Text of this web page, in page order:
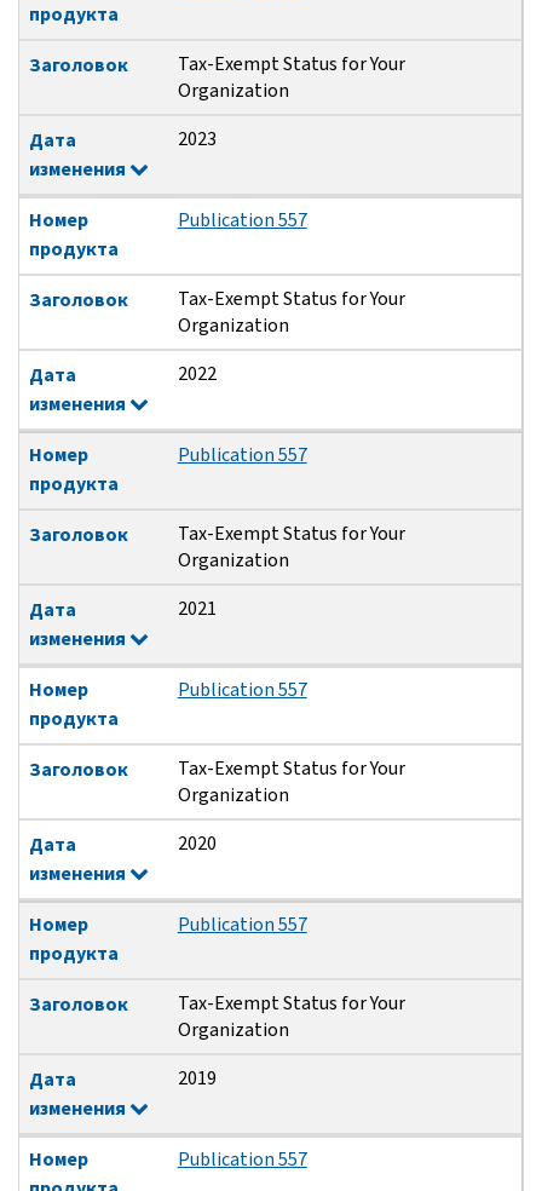
продукта
Заголовок
Tax-Exempt Status for Your
Organization
Дата
изменения
2023
Номер
продукта
Publication 557
Заголовок
Tax-Exempt Status for Your
Organization
Дата
изменения
2022
Номер
продукта
Publication 557
Заголовок
Tax-Exempt Status for Your
Organization
Дата
изменения
2021
Номер
продукта
Publication 557
Заголовок
Tax-Exempt Status for Your
Organization
Дата
изменения
2020
Номер
продукта
Publication 557
Заголовок
Tax-Exempt Status for Your
Organization
Дата
изменения
2019
Номер
Publication 557